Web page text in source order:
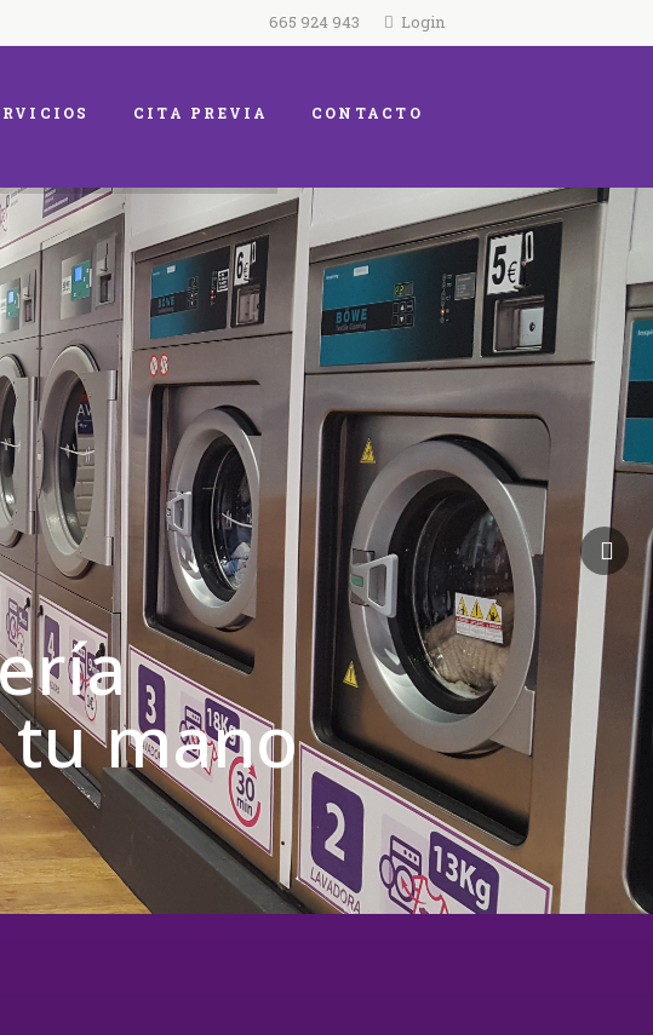
665 924 943 Login
CITA PREVIA CONTACTO
mano